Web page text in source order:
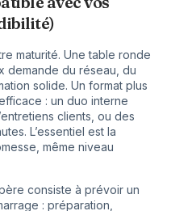
maturité. Une table ronde
demande du réseau, du
solide. Un format plus
: un duo interne
clients, ou des
L’essentiel est la
même niveau
consiste à prévoir un
: préparation,